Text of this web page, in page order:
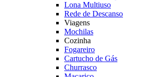
Lona Multiuso
Rede de Descanso
Viagens
Mochilas
Cozinha
Fogareiro
Cartucho de Gás
Churrasco